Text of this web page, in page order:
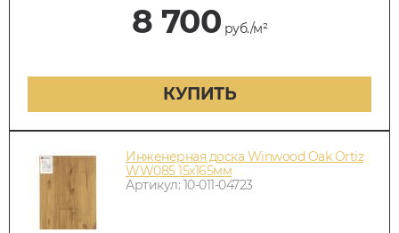
8 700 руб./м²
КУПИТЬ
Инженерная доска Winwood Oak Ortiz
WW085 15х165мм
Артикул: 10-011-04723